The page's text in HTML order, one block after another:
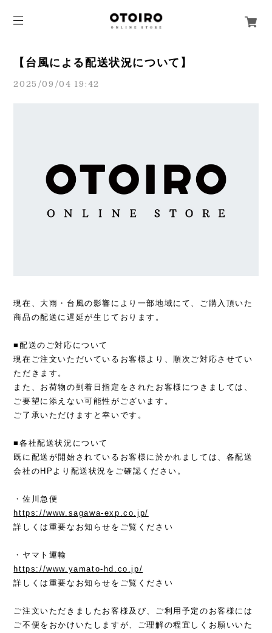
【台風による配送状況について】
2025/09/04 19:42
現在、大雨・台風の影響により一部地域にて、ご購入頂いた
商品の配送に遅延が生じております。
■配送のご対応について
現在ご注文いただいているお客様より、順次ご対応させてい
ただきます。
また、お荷物の到着日指定をされたお客様につきましては、
ご要望に添えない可能性がございます。
ご了承いただけますと幸いです。
■各社配送状況について
既に配送が開始されているお客様に於かれましては、各配送
会社のHPより配送状況をご確認ください。
・佐川急便
https://www.sagawa-exp.co.jp/
詳しくは重要なお知らせをご覧ください
・ヤマト運輸
https://www.yamato-hd.co.jp/
詳しくは重要なお知らせをご覧ください
ご注文いただきましたお客様及び、ご利用予定のお客様には
ご不便をおかけいたしますが、ご理解の程宜しくお願いいた